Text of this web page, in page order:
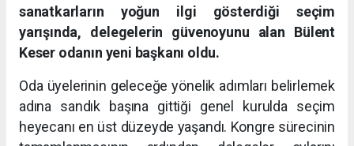
sanatkarların yoğun ilgi gösterdiği seçim
yarışında, delegelerin güvenoyunu alan Bülent
Keser odanın yeni başkanı oldu.
Oda üyelerinin geleceğe yönelik adımları belirlemek
adına sandık başına gittiği genel kurulda seçim
heyecanı en üst düzeyde yaşandı. Kongre sürecinin